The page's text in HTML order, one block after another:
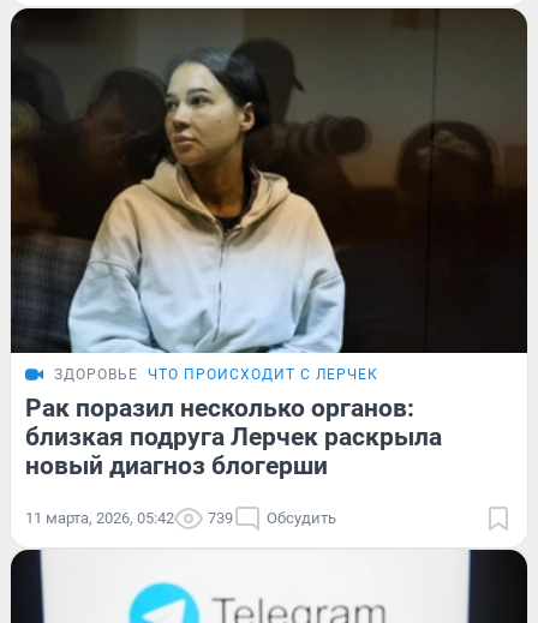
ЗДОРОВЬЕ ЧТО ПРОИСХОДИТ С ЛЕРЧЕК
Рак поразил несколько органов:
близкая подруга Лерчек раскрыла
новый диагноз блогерши
11 марта, 2026, 05:42 739 Обсудить